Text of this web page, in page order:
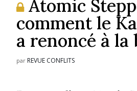
Atomic
comment le
a renoncé à la
par REVUE CONFLITS